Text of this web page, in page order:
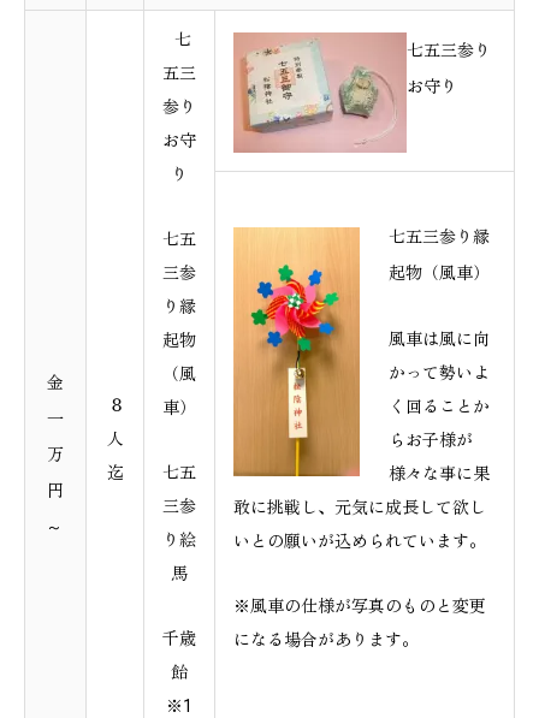
金
一
万
円
～
８
人
迄
七
五三
参り
お守
り
七五
三参
り縁
起物
（風
車）
七五
三参
り絵
馬
千歳
飴
※1
七五三参り
お守り
七五三参り縁
起物（風車）
風車は風に向
かって勢いよ
く回ることか
らお子様が
様々な事に果
敢に挑戦し、元気に成長して欲し
いとの願いが込められています。
※風車の仕様が写真のものと変更
になる場合があります。